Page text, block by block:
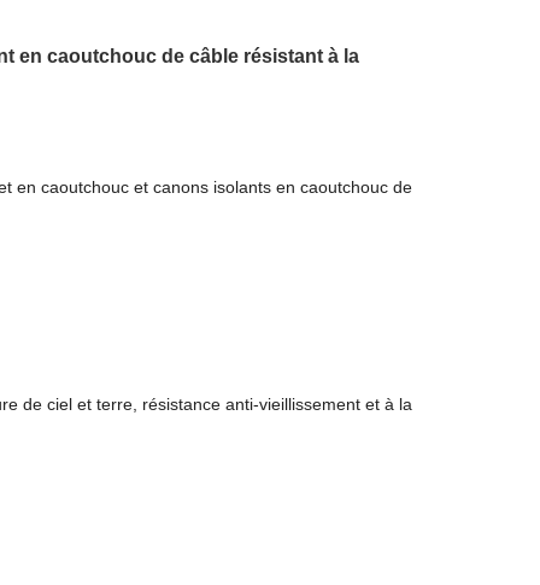
en caoutchouc de câble résistant à la
en caoutchouc et canons isolants en caoutchouc de
de ciel et terre, résistance anti-vieillissement et à la